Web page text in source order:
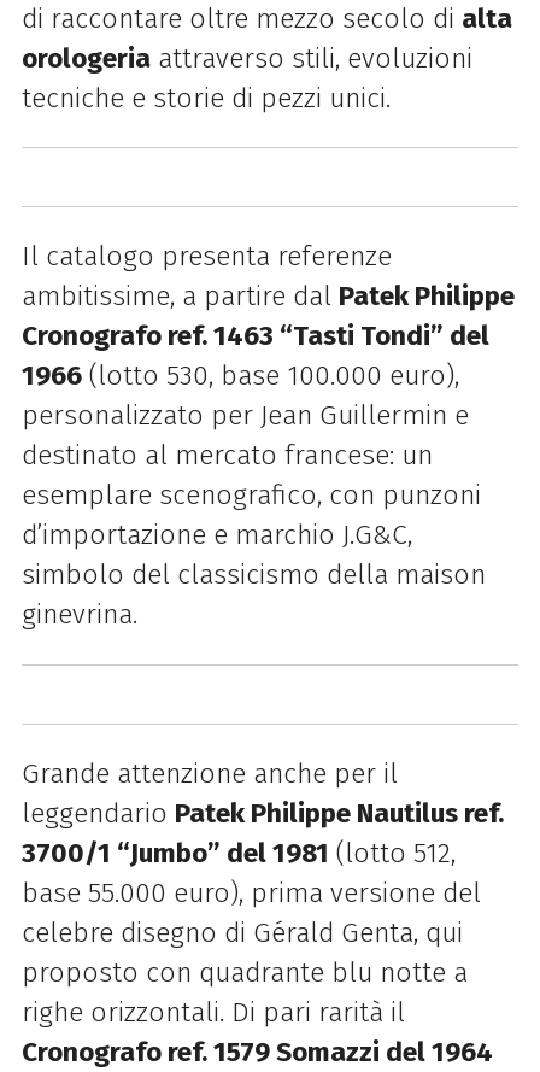
di raccontare oltre mezzo secolo di alta
orologeriaattraverso stili, evoluzioni
tecniche e storie di pezzi unici.
Il catalogo presenta referenze
ambitissime, a partire dal Patek Philippe
Cronografo ref. 1463 “Tasti Tondi” del
1966(lotto 530, base 100.000 euro),
personalizzato per Jean Guillermin e
destinato al mercato francese: un
esemplare scenografico, con punzoni
d’importazione e marchio J.G&C,
simbolo del classicismo della maison
ginevrina.
Grande attenzione anche per il
leggendario Patek Philippe Nautilus ref.
3700/1 “Jumbo” del 1981 (lotto 512,
base 55.000 euro), prima versione del
celebre disegno di Gérald Genta, qui
proposto con quadrante blu notte a
righe orizzontali. Di pari rarità il
Cronografo ref. 1579 Somazzi del 1964